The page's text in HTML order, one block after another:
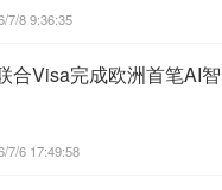
7/8 9:36:35
合Visa完成欧洲首笔AI智
7/6 17:49:58